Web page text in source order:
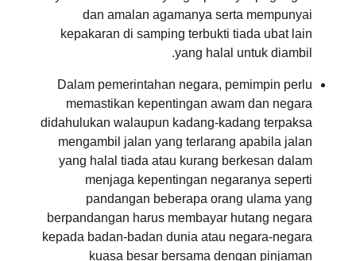
dan amalan agamanya serta mempunyai
kepakaran di samping terbukti tiada ubat lain
yang halal untuk diambil.
Dalam pemerintahan negara, pemimpin perlu
memastikan kepentingan awam dan negara
didahulukan walaupun kadang-kadang terpaksa
mengambil jalan yang terlarang apabila jalan
yang halal tiada atau kurang berkesan dalam
menjaga kepentingan negaranya seperti
pandangan beberapa orang ulama yang
berpandangan harus membayar hutang negara
kepada badan-badan dunia atau negara-negara
kuasa besar bersama dengan pinjaman